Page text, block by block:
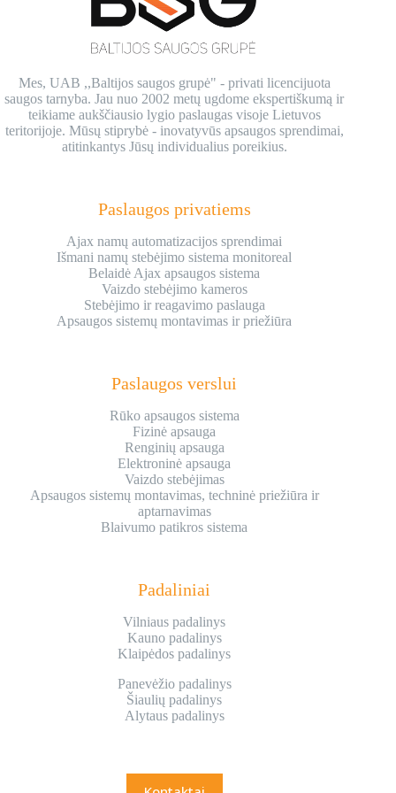
Mes, UAB ,,Baltijos saugos grupė" - privati licencijuota
saugos tarnyba. Jau nuo 2002 metų ugdome ekspertiškumą ir
teikiame aukščiausio lygio paslaugas visoje Lietuvos
teritorijoje. Mūsų stiprybė - inovatyvūs apsaugos sprendimai,
atitinkantys Jūsų individualius poreikius.
Paslaugos privatiems
Ajax namų automatizacijos sprendimai
Išmani namų stebėjimo sistema monitoreal
Belaidė Ajax apsaugos sistema
Vaizdo stebėjimo kameros
Stebėjimo ir reagavimo paslauga
Apsaugos sistemų montavimas ir priežiūra
Paslaugos verslui
Rūko apsaugos sistema
Fizinė apsauga
Renginių apsauga
Elektroninė apsauga
Vaizdo stebėjimas
Apsaugos sistemų montavimas, techninė priežiūra ir
aptarnavimas
Blaivumo patikros sistema
Padaliniai
Vilniaus padalinys
Kauno padalinys
Klaipėdos padalinys
Panevėžio padalinys
Šiaulių padalinys
Alytaus padalinys